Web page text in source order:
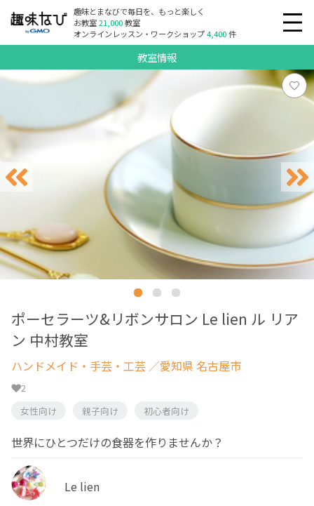
趣味とまなびで毎日を、もっと楽しく
お教室21,000教室
オンラインレッスン・ワークショップ4,400件
教室情報
ポーセラーツ&リボンサロン Le lien ル リア
ン 中村教室
ハンドメイド・手芸・工芸 ／愛知県 名古屋市
2
女性向け
親子向け 初心者向け
世界にひとつだけの食器を作りませんか？
Le lien